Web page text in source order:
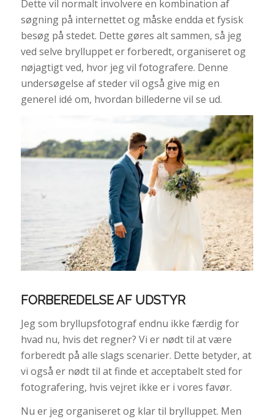
Dette vil normalt involvere en kombination af
søgning på internettet og måske endda et fysisk
besøg på stedet. Dette gøres alt sammen, så jeg
ved selve brylluppet er forberedt, organiseret og
nøjagtigt ved, hvor jeg vil fotografere. Denne
undersøgelse af steder vil også give mig en
generel idé om, hvordan billederne vil se ud.
FORBEREDELSE AF UDSTYR
Jeg som bryllupsfotograf endnu ikke færdig for
hvad nu, hvis det regner? Vi er nødt til at være
forberedt på alle slags scenarier. Dette betyder, at
vi også er nødt til at finde et acceptabelt sted for
fotografering, hvis vejret ikke er i vores favør.
Nu er jeg organiseret og klar til brylluppet. Men